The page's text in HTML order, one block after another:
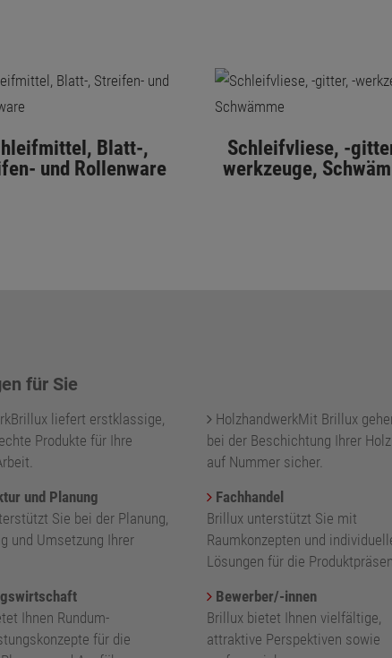
Blatt-,
und Rollenware
Schleifvliese, -
werkzeuge,
für Sie
liefert erstklassige,
Produkte für Ihre
und Planung
Sie bei der Planung,
und Umsetzung Ihrer
Ihnen Rundum-
für die
HolzhandwerkMit Brillux
bei der Beschichtung Ihrer
auf Nummer sicher.
Fachhandel
Brillux unterstützt Sie mit
Raumkonzepten und
Lösungen für die
Bewerber/-innen
Brillux bietet Ihnen vielfältige,
attraktive Perspektiven sowie